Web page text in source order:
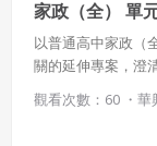
家政（全） 單
以普通高中家政（
關的延伸專案，澄
的描述，建立學生
觀看次數：60 ・ 華